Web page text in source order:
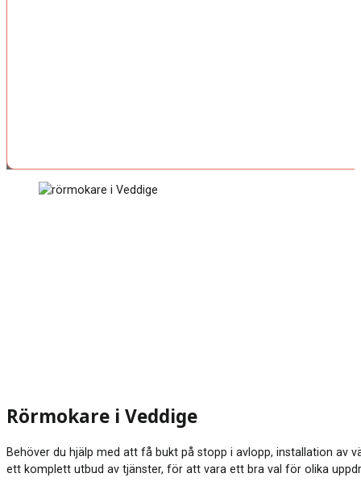
Rörmokare i Veddige
Behöver du hjälp med att få bukt på stopp i avlopp, installation av
ett komplett utbud av tjänster, för att vara ett bra val för olika